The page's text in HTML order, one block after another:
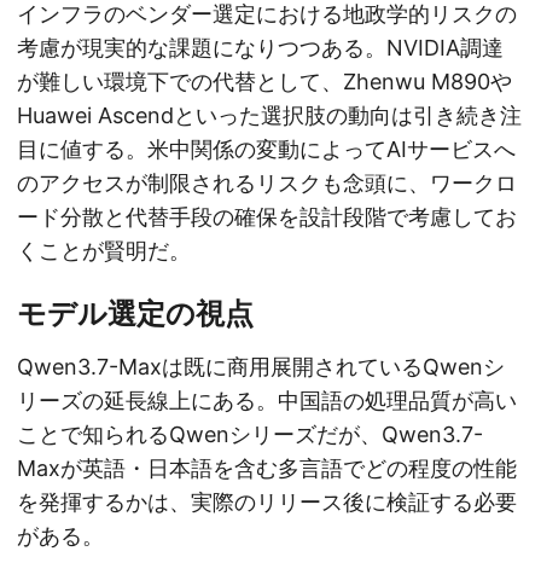
インフラのベンダー選定における地政学的リスクの
考慮が現実的な課題になりつつある。NVIDIA調達
が難しい環境下での代替として、Zhenwu M890や
Huawei Ascendといった選択肢の動向は引き続き注
目に値する。米中関係の変動によってAIサービスへ
のアクセスが制限されるリスクも念頭に、ワークロ
ード分散と代替手段の確保を設計段階で考慮してお
くことが賢明だ。
モデル選定の視点
Qwen3.7-Maxは既に商用展開されているQwenシ
リーズの延長線上にある。中国語の処理品質が高い
ことで知られるQwenシリーズだが、Qwen3.7-
Maxが英語・日本語を含む多言語でどの程度の性能
を発揮するかは、実際のリリース後に検証する必要
がある。